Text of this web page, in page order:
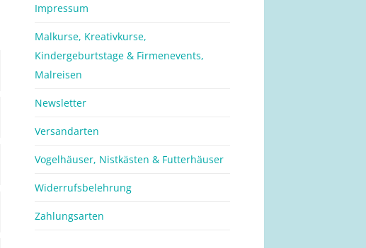
Impressum
Malkurse, Kreativkurse,
Kindergeburtstage & Firmenevents,
Malreisen
Newsletter
Versandarten
Vogelhäuser, Nistkästen & Futterhäuser
Widerrufsbelehrung
Zahlungsarten